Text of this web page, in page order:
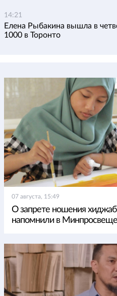
14:21
Елена Рыбакина вышла в
1000 в Торонто
07 августа, 15:49
О запрете ношения
напомнили в